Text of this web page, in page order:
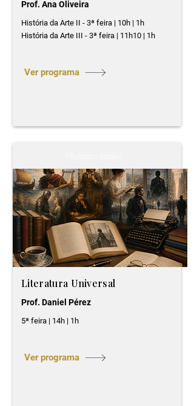
Prof. Ana Oliveira
História da Arte II - 3ª feira | 10h | 1h
História da Arte III - 3ª feira | 11h10 | 1h
Ver programa
Literatura Universal
Prof. Daniel Pérez
5ª feira | 14h | 1h
Ver programa